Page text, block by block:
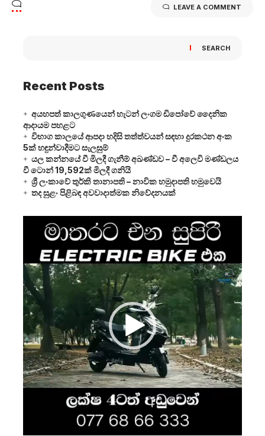
LEAVE A COMMENT
SEARCH
Recent Posts
අයහපත් කාලගුණයෙන් හැටන් ලංගම ඩිපෝවේ දෛනික
ආදායම පහළට
විභාග කාලයේ ආපදා හදිසි තත්ත්වයන් සඳහා දුරකථන අංක
5ක් හඳුන්වාදීමට සැලසුම්
යල කන්නයේ වී මිලදී ගැනීම් අඛණ්ඩව – වී අලෙවි මණ්ඩලය
වී ටොන් 19,592ක් මිලදී ගනියි
ශ්‍රී ලංකාවේ තුර්කි තානාපති – නාවික හමුදාපති හමුවෙයි
තද සුළං පිළිබඳ අවවාදාත්මක නිවේදනයක්
Player